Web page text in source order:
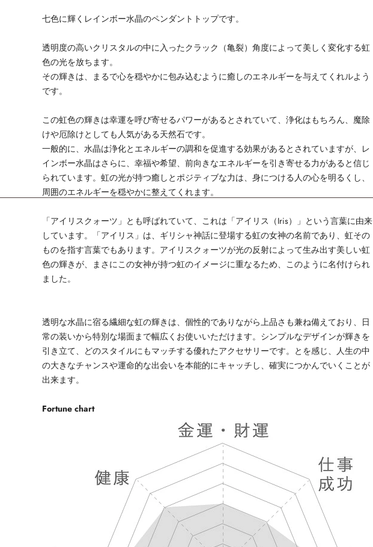
七色に輝くレインボー水晶のペンダントトップです。
透明度の高いクリスタルの中に入ったクラック（亀裂）角度によって美しく変化する虹
色の光を放ちます。
その輝きは、まるで心を穏やかに包み込むように癒しのエネルギーを与えてくれルよう
です。
この虹色の輝きは幸運を呼び寄せるパワーがあるとされていて、浄化はもちろん、魔除
けや厄除けとしても人気がある天然石です。
一般的に、水晶は浄化とエネルギーの調和を促進する効果があるとされていますが、レ
インボー水晶はさらに、幸福や希望、前向きなエネルギーを引き寄せる力があると信じ
られています。虹の光が持つ癒しとポジティブな力は、身につける人の心を明るくし、
周囲のエネルギーを穏やかに整えてくれます。
「アイリスクォーツ」とも呼ばれていて、これは「アイリス（Iris）」という言葉に由来
しています。「アイリス」は、ギリシャ神話に登場する虹の女神の名前であり、虹その
ものを指す言葉でもあります。アイリスクォーツが光の反射によって生み出す美しい虹
色の輝きが、まさにこの女神が持つ虹のイメージに重なるため、このように名付けられ
ました。
透明な水晶に宿る繊細な虹の輝きは、個性的でありながら上品さも兼ね備えており、日
常の装いから特別な場面まで幅広くお使いいただけます。シンプルなデザインが輝きを
引き立て、どのスタイルにもマッチする優れたアクセサリーです。とを感じ、人生の中
の大きなチャンスや運命的な出会いを本能的にキャッチし、確実につかんでいくことが
出来ます。
Fortune chart